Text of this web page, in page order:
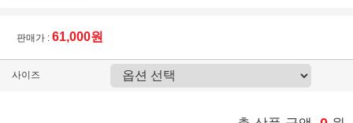
판매가 : 61,000원
사이즈